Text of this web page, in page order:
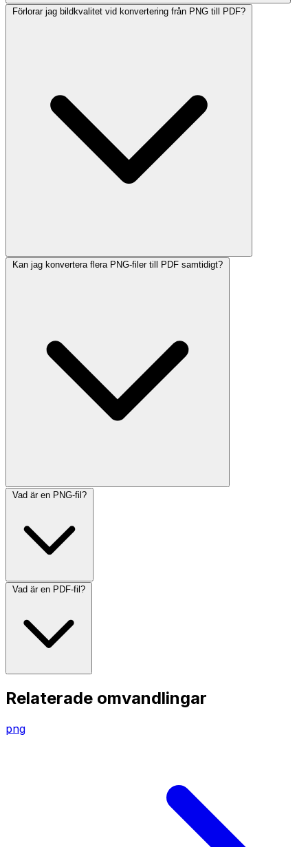
Förlorar jag bildkvalitet vid konvertering från PNG till PDF?
Kan jag konvertera flera PNG-filer till PDF samtidigt?
Vad är en PNG-fil?
Vad är en PDF-fil?
Relaterade omvandlingar
png